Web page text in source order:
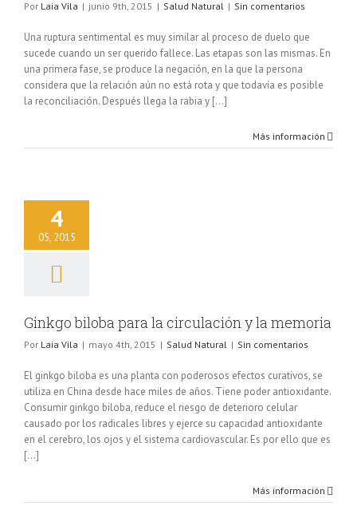
Por Laia Vila | junio 9th, 2015 | Salud Natural | Sin comentarios
Una ruptura sentimental es muy similar al proceso de duelo que
sucede cuando un ser querido fallece. Las etapas son las mismas. En
una primera fase, se produce la negación, en la que la persona
considera que la relación aún no está rota y que todavía es posible
la reconciliación. Después llega la rabia y [...]
Más información
4
05, 2015
biloba para la
y la memoria
Natural
Ginkgo biloba para la circulación y la memoria
Por Laia Vila | mayo 4th, 2015 | Salud Natural | Sin comentarios
El ginkgo biloba es una planta con poderosos efectos curativos, se
utiliza en China desde hace miles de años. Tiene poder antioxidante.
Consumir ginkgo biloba, reduce el riesgo de deterioro celular
causado por los radicales libres y ejerce su capacidad antioxidante
en el cerebro, los ojos y el sistema cardiovascular. Es por ello que es
[...]
Más información